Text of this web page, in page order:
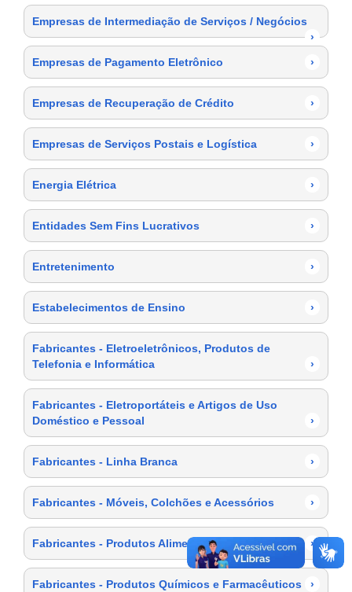
Empresas de Intermediação de Serviços / Negócios
›
Empresas de Pagamento Eletrônico
›
Empresas de Recuperação de Crédito ›
Empresas de Serviços Postais e Logística ›
Energia Elétrica ›
Entidades Sem Fins Lucrativos ›
Entretenimento ›
Estabelecimentos de Ensino ›
Fabricantes - Eletroeletrônicos, Produtos de
Telefonia e Informática
›
Fabricantes - Eletroportáteis e Artigos de Uso
Doméstico e Pessoal
›
Fabricantes - Linha Branca ›
Fabricantes - Móveis, Colchões e Acessórios ›
Fabricantes - Produtos Alimentícios ›
Fabricantes - Produtos Químicos e Farmacêuticos ›